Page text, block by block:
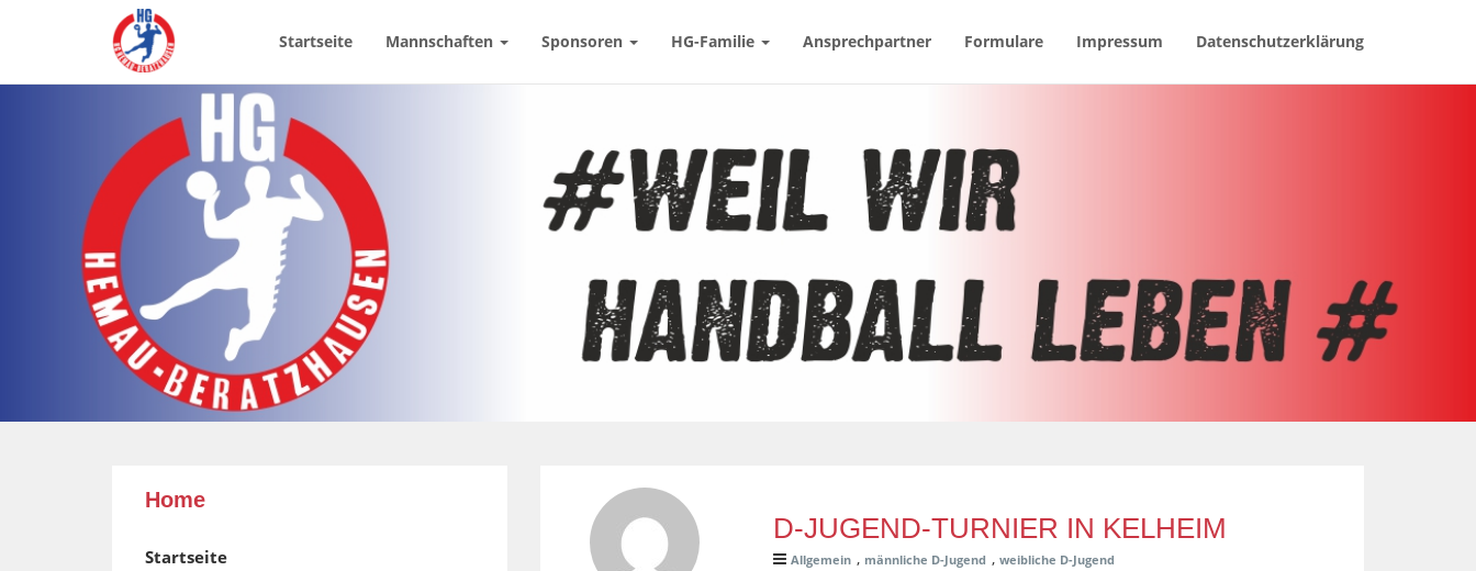
Startseite Mannschaften Sponsoren HG-Familie Ansprechpartner Formulare Impressum Datenschutzerklärung
D-JUGEND-TURNIER IN KELHEIM
Allgemein , männliche D-Jugend , weibliche D-Jugend
Home
Startseite